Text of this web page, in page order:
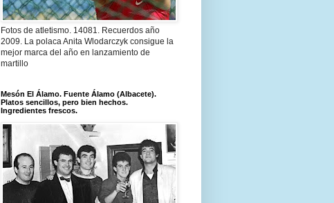
Fotos de atletismo. 14081. Recuerdos año
2009. La polaca Anita Wlodarczyk consigue la
mejor marca del año en lanzamiento de
martillo
Mesón El Álamo. Fuente Álamo (Albacete).
Platos sencillos, pero bien hechos.
Ingredientes frescos.